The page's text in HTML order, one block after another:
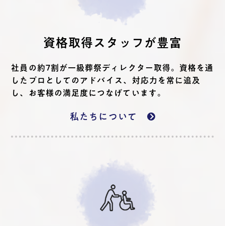
資格取得スタッフが豊富
社員の約7割が一級葬祭ディレクター取得。資格を通
したプロとしてのアドバイス、対応力を常に追及
し、お客様の満足度につなげています。
私たちについて